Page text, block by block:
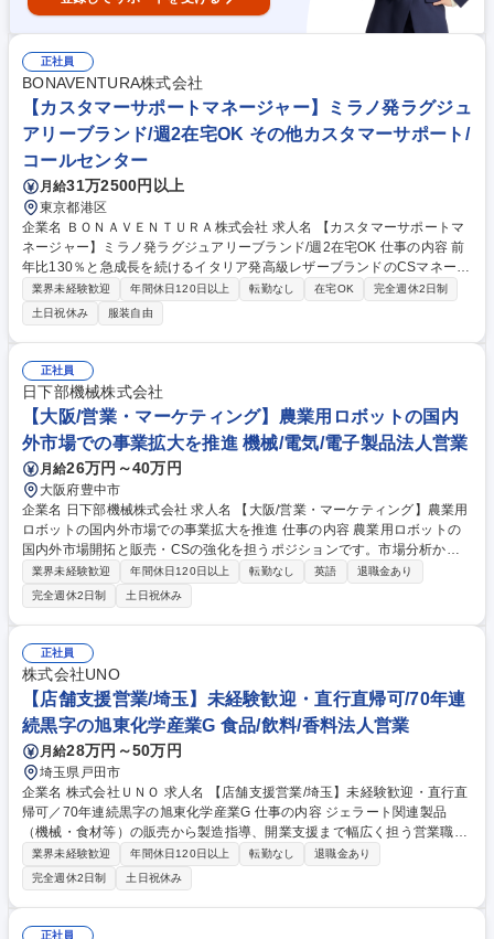
正社員
BONAVENTURA株式会社
【カスタマーサポートマネージャー】ミラノ発ラグジュ
アリーブランド/週2在宅OK その他カスタマーサポート/
コールセンター
月給31万2500円以上
東京都港区
企業名 ＢＯＮＡＶＥＮＴＵＲＡ株式会社 求人名 【カスタマーサポートマ
ネージャー】ミラノ発ラグジュアリーブランド/週2在宅OK 仕事の内容 前
年比130％と急成長を続けるイタリア発高級レザーブランドのCSマネージ
ャーとして、18名規模の組織運営をお任せ。役員直下で、他部門と連携し
ながらお客様の声を商品改善へと繋ぐ変革を推進します。 18名規模のCS
組織運営（シフト・1on1・採用・評価）を軸に、Zendeskを用いたマル
チチャネルの応対品質向上やKPI管理を担います。さらに、修理チーム・
MD・EC等との横断連携フローを構築し、お客様の声（VOC）を起点とし
た商品・サービス改善を牽引。役員直下で週次報告や年間計画・予算管
理、評価制度の改訂提案まで携わる、部門戦略の推進とCX最大化を担う
ポジションです。 募集職種 【カスタマーサポートマネージャー】ミラノ
発ラグジュアリーブランド/週2在宅OK
業界未経験歓迎 年間休日120日以上 転勤なし 在宅OK
完全週休2日制
土日祝休み
服装自由
正社員
日下部機械株式会社
【大阪/営業・マーケティング】農業用ロボットの国内
外市場での事業拡大を推進 機械/電気/電子製品法人営業
月給26万円～40万円
大阪府豊中市
企業名 日下部機械株式会社 求人名 【大阪/営業・マーケティング】農業用
ロボットの国内外市場での事業拡大を推進 仕事の内容 農業用ロボットの
国内外市場開拓と販売・CSの強化を担うポジションです。市場分析から
戦略立案、実行までをリードしていただきます。国内のみならず海外市場
での事業拡大を推進するコアメンバーを募集します。 【詳細】■販売戦略
の立案と実行(ターゲット市場選定、価格戦略、販促施策等)■新規顧客開
拓/販路構築(種苗/育苗事業者、農業法人、農業資材メーカー/商社等)■既存
顧客との関係深耕/長期的パートナーシップの構築■マーケティング施策の
企画/実行(展示会、情報発信、デジタルマーケティング等)■海外市場での
事業開発(市場調査、現地パートナー開拓、商談/契約交渉)■顧客ニーズの
収集と製品開発部門へのフィードバック 募集職種 【大阪/営業・マーケテ
ィング】農業用ロボットの国内外市場での事業拡大を推進
業界未経験歓迎 年間休日120日以上 転勤なし 英語
退職金あり
完全週休2日制
土日祝休み
正社員
株式会社UNO
【店舗支援営業/埼玉】未経験歓迎・直行直帰可/70年連
続黒字の旭東化学産業G 食品/飲料/香料法人営業
月給28万円～50万円
埼玉県戸田市
企業名 株式会社ＵＮＯ 求人名 【店舗支援営業/埼玉】未経験歓迎・直行直
帰可／70年連続黒字の旭東化学産業G 仕事の内容 ジェラート関連製品
（機械・食材等）の販売から製造指導、開業支援まで幅広く担う営業職で
す。最初は扱いやすい商品から始め、将来的にはコンサルタントに近い立
場で顧客の開業を支えていただきます。 ■既存店への提案：包材（ロゴ入
れ等）や導線変更、メニュー相談（味付けや材料）による売上UP支援■新
規オープン支援：予算に応じた機械導入、衛生・製造指導、店舗図面作成
など立ち上げノウハウ共有■営業スタイル：年1～3回の展示会を通じた新
業界未経験歓迎 年間休日120日以上 転勤なし
退職金あり
完全週休2日制
土日祝休み
正社員